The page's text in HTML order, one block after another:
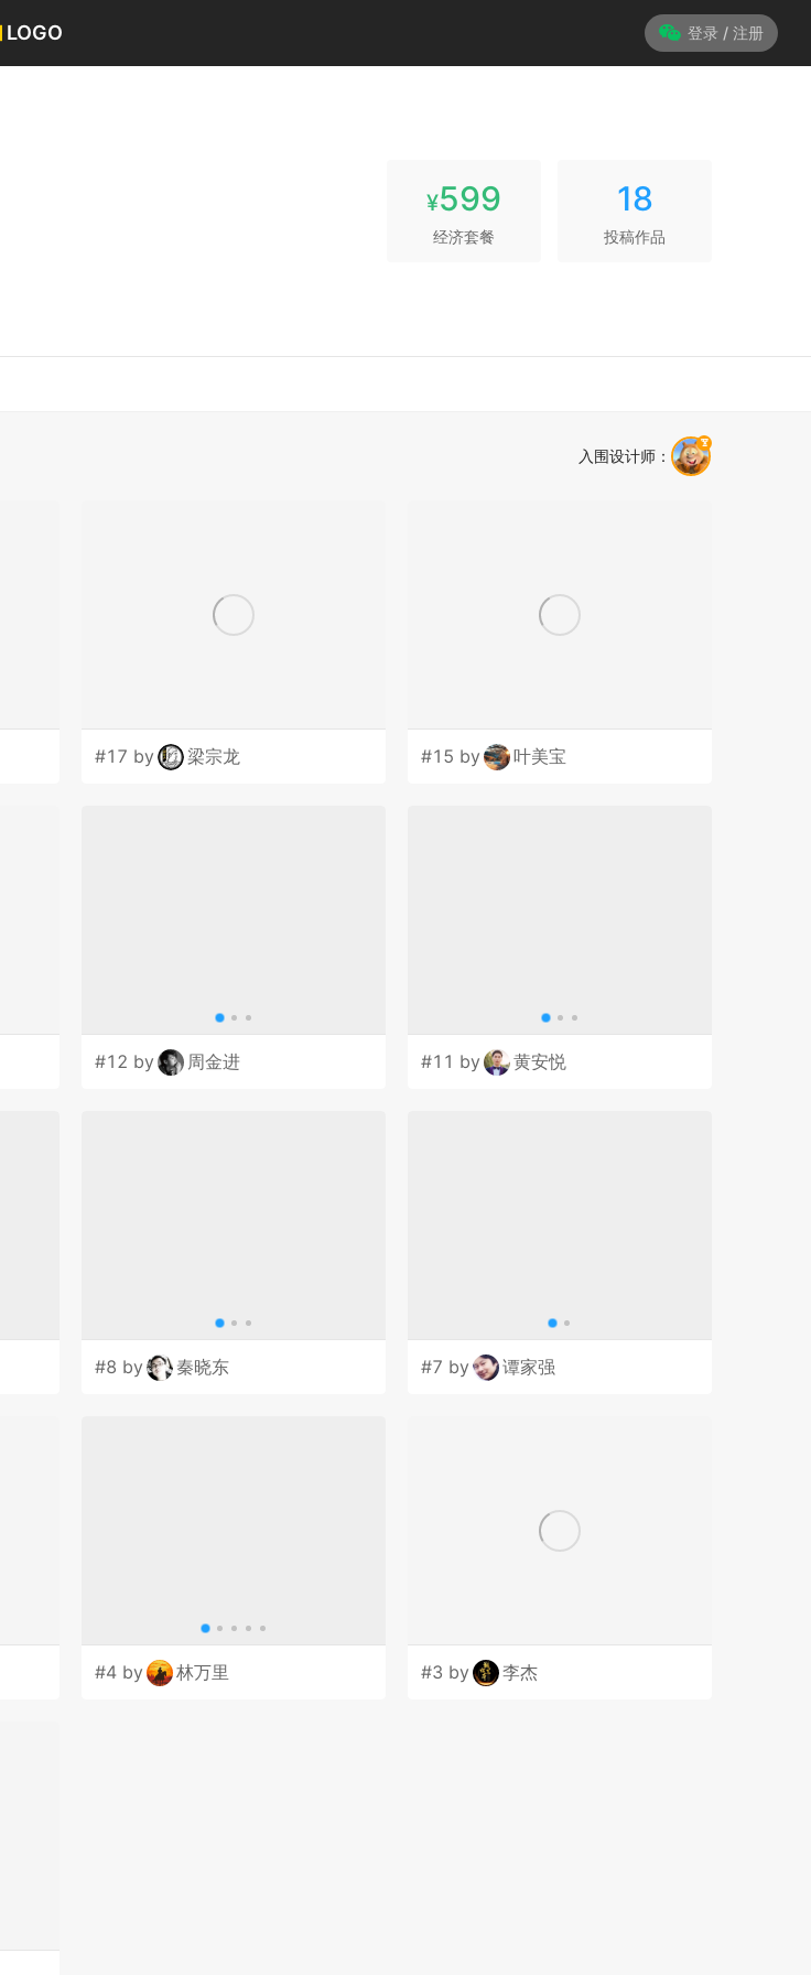
LOGO 登录 / 注册
¥599
经济套餐
18
投稿作品
入围设计师 ：
#17 by 梁宗龙 #15 by 叶美宝
#12 by 周金进 #11 by 黄安悦
#8 by 秦晓东 #7 by 谭家强
#4 by 林万里 #3 by 李杰